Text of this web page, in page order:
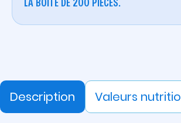
LA BOÎTE DE 200 PIÈCES.
Description Valeurs